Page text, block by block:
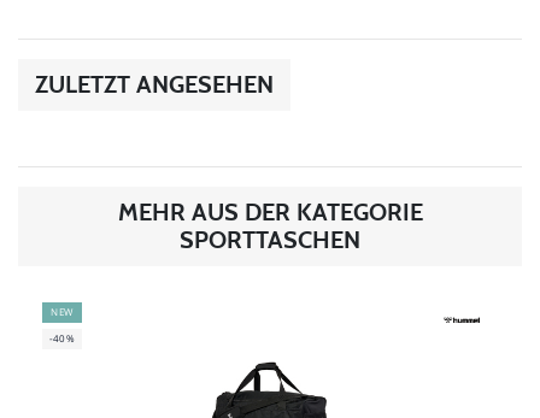
ZULETZT ANGESEHEN
MEHR AUS DER KATEGORIE
SPORTTASCHEN
NEW
-40%